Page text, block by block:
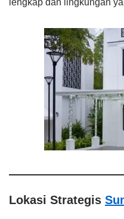
Lokasi Strategis